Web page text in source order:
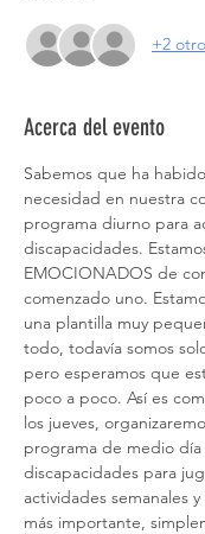
+2
Acerca del evento
Sabemos que ha
necesidad en nuestra
programa diurno para
discapacidades.
EMOCIONADOS de
comenzado uno.
una plantilla muy
todo, todavía somos
pero esperamos que
poco a poco. Así es
los jueves,
programa de medio
discapacidades para
actividades semanales
más importante,